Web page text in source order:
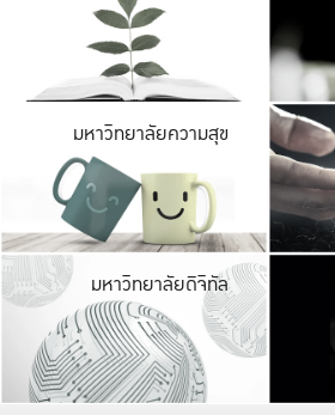
มหาวิทยาลัยความสุข
มหาวิทยาลัยดิจิทัล